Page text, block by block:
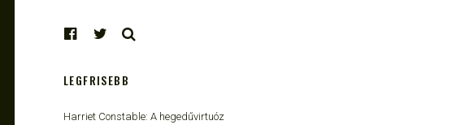
LEGFRISEBB
Harriet Constable: A hegedűvirtuóz